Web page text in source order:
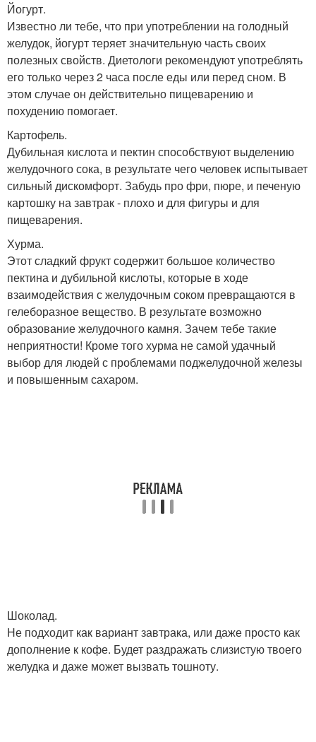
Йогурт.
Известно ли тебе, что при употреблении на голодный
желудок, йогурт теряет значительную часть своих
полезных свойств. Диетологи рекомендуют употреблять
его только через 2 часа после еды или перед сном. В
этом случае он действительно пищеварению и
похудению помогает.
Картофель.
Дубильная кислота и пектин способствуют выделению
желудочного сока, в результате чего человек испытывает
сильный дискомфорт. Забудь про фри, пюре, и печеную
картошку на завтрак - плохо и для фигуры и для
пищеварения.
Хурма.
Этот сладкий фрукт содержит большое количество
пектина и дубильной кислоты, которые в ходе
взаимодействия с желудочным соком превращаются в
гелеборазное вещество. В результате возможно
образование желудочного камня. Зачем тебе такие
неприятности! Кроме того хурма не самой удачный
выбор для людей с проблемами поджелудочной железы
и повышенным сахаром.
Шоколад.
Не подходит как вариант завтрака, или даже просто как
дополнение к кофе. Будет раздражать слизистую твоего
желудка и даже может вызвать тошноту.